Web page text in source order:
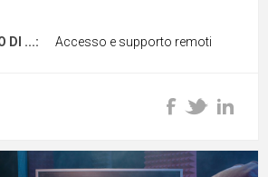
remota è il processo con
un'altra postazioneper
rimozione di malware o
DI ...: Accesso e supporto remoti